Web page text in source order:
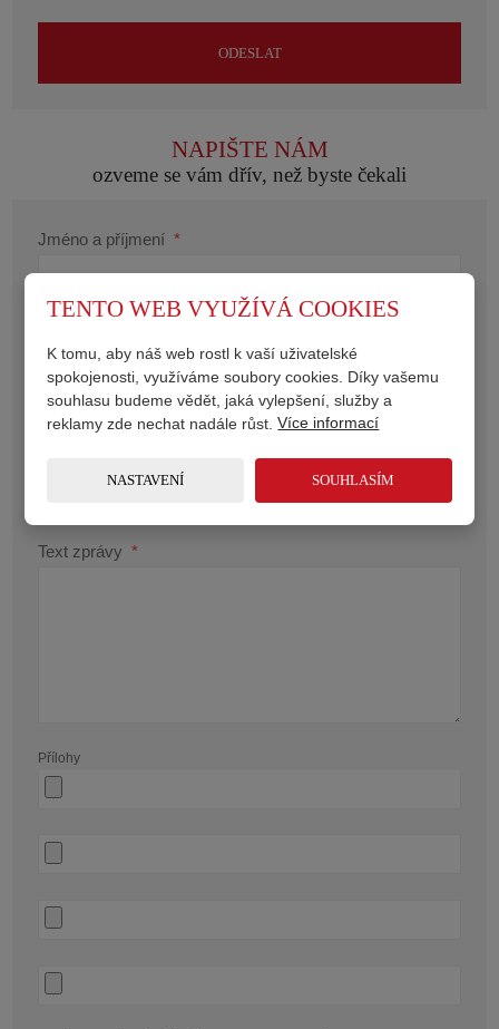
ODESLAT
odeslat.
NAPIŠTE NÁM
ozveme se vám dřív, než byste čekali
Jméno a příjmení *
Text zprávy *
Přílohy
TENTO WEB VYUŽÍVÁ COOKIES
K tomu, aby náš web rostl k vaší uživatelské
spokojenosti, využíváme soubory cookies. Díky vašemu
souhlasu budeme vědět, jaká vylepšení, služby a
reklamy zde nechat nadále růst.Více informací
NASTAVENÍ SOUHLASÍM